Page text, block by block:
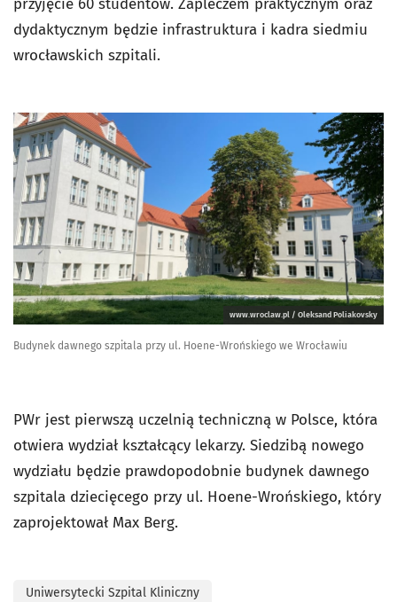
przyjęcie 60 studentów. Zapleczem praktycznym oraz
dydaktycznym będzie infrastruktura i kadra siedmiu
wrocławskich szpitali.
www.wroclaw.pl / Oleksand Poliakovsky
Budynek dawnego szpitala przy ul. Hoene-Wrońskiego we Wrocławiu
PWr jest pierwszą uczelnią techniczną w Polsce, która
otwiera wydział kształcący lekarzy. Siedzibą nowego
wydziału będzie prawdopodobnie budynek dawnego
szpitala dziecięcego przy ul. Hoene-Wrońskiego, który
zaprojektował Max Berg.
Uniwersytecki Szpital Kliniczny